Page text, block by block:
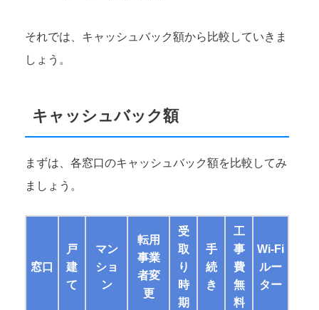
それでは、キャッシュバック額から比較していきま
しょう。
キャッシュバック額
まずは、各窓口のキャッシュバック額を比較してみ
ましょう。
窓口
戸
建
て
マン
ショ
ン
転用
事業
者変
更
受
取
り
時
期
手
続
き
工
事
費
無
料
Wi-Fi
ルー
ター